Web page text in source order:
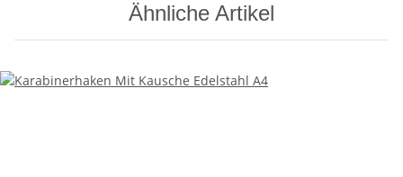
Ähnliche Artikel